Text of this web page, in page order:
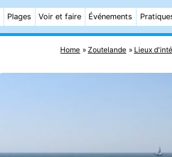
Plages Voir et faire Événements
Home Zoutelande Lieux